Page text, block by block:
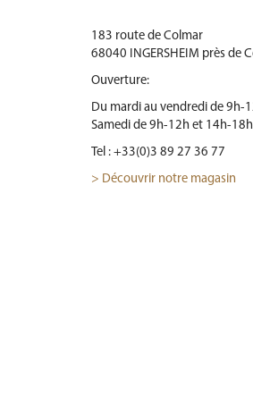
183 route de Colmar
68040 INGERSHEIM près de
Ouverture:
Du mardi au vendredi de 9h-
Samedi de 9h-12h et 14h-18h
Tel : +33(0)3 89 27 36 77
> Découvrir notre magasin
12 rue Pierre Perrat
57000 METZ
Ouverture :
Lundi sur rendez vous.
Du mardi au vendredi de 14h-
samedi de 10h-12h et 14h-18h
Tel : +33(0)6 44 23 59 08
> Découvrir notre magasin
6 quai Finkwiller
67000 STRASBOURG
Ouverture :
Le mercredi de 10h - 13h et
le samedi de 10h - 13h et 14h -
Tel : +33(0)3 88 47 31 37
> Découvrir notre magasin